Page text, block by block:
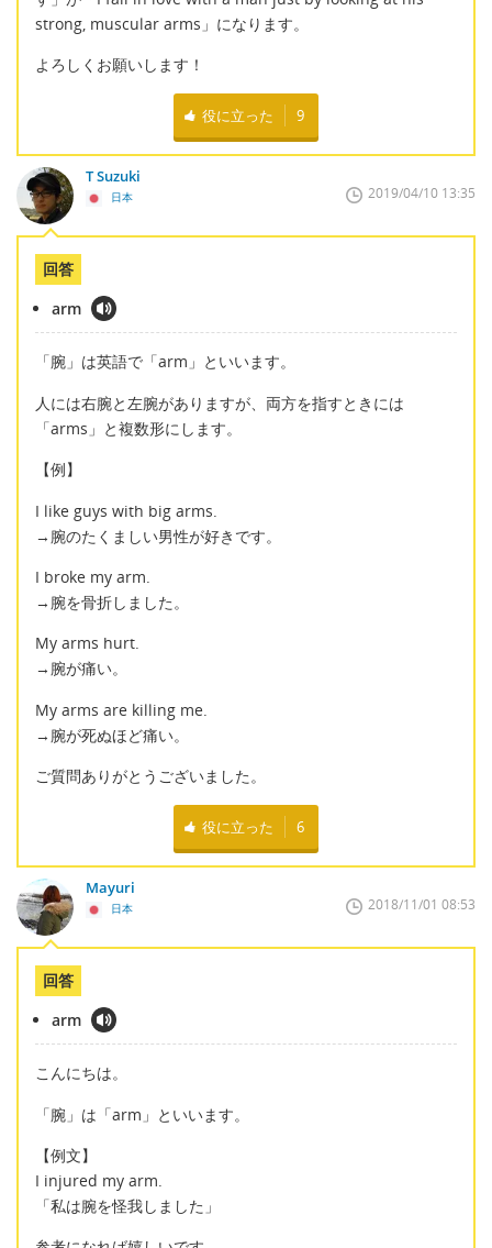
strong, muscular arms」になります。
よろしくお願いします！
役に立った 9
T Suzuki
日本 2019/04/10 13:35
回答
arm
「腕」は英語で「arm」といいます。
人には右腕と左腕がありますが、両方を指すときには
「arms」と複数形にします。
【例】
I like guys with big arms.
→腕のたくましい男性が好きです。
I broke my arm.
→腕を骨折しました。
My arms hurt.
→腕が痛い。
My arms are killing me.
→腕が死ぬほど痛い。
ご質問ありがとうございました。
役に立った 6
Mayuri
日本 2018/11/01 08:53
回答
arm
こんにちは。
「腕」は「arm」といいます。
【例文】
I injured my arm.
「私は腕を怪我しました」